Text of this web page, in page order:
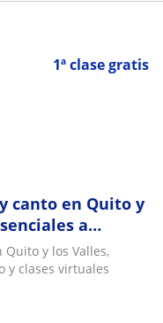
1ª clase gratis
canto en Quito y
a
y los Valles,
y clases virtuales